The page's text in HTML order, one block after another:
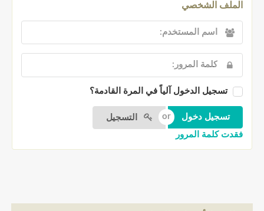
الشخصي
تسجيل الدخول آلياً في المرة القادمة؟
التسجيل
كلمة المرور